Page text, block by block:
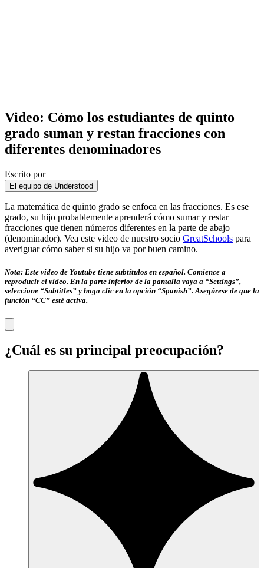
Video: Cómo los estudiantes de quinto
grado suman y restan fracciones con
diferentes denominadores
Escrito por
El equipo de Understood
La matemática de quinto grado se enfoca en las fracciones. Es ese
grado, su hijo probablemente aprenderá cómo sumar y restar
fracciones que tienen números diferentes en la parte de abajo
(denominador). Vea este video de nuestro socio GreatSchools para
averiguar cómo saber si su hijo va por buen camino.
Nota: Este video de Youtube tiene subtítulos en español. Comience a
reproducir el video. En la parte inferior de la pantalla vaya a “Settings”,
seleccione “Subtitles” y haga clic en la opción “Spanish”. Asegúrese de que la
función “CC” esté activa.
¿Cuál es su principal preocupación?